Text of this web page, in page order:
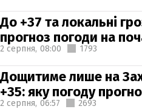
До +37 та локальні
прогноз погоди на
2 серпня, 08:00 1793
Дощитиме лише на
+35: яку погоду
2 серпня, 06:57 2693